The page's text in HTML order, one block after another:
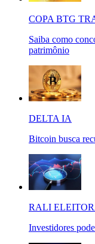
COPA BTG
Saiba como
patrimônio
DELTA IA
Bitcoin busca
RALI
Investidores